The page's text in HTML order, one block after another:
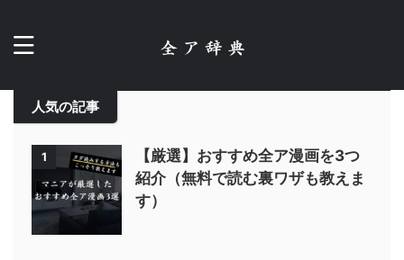
人気の記事
1
【厳選】おすすめ全ア漫画を3つ
紹介（無料で読む裏ワザも教えま
す）